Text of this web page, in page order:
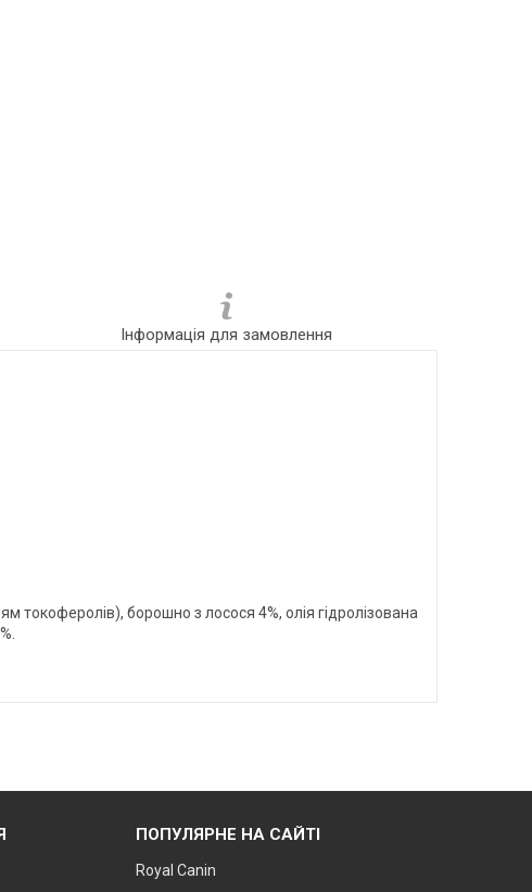
Інформація для замовлення
токоферолів), борошно з лосося 4%, олія гідролізована
ПОПУЛЯРНЕ НА САЙТІ
Royal Canin